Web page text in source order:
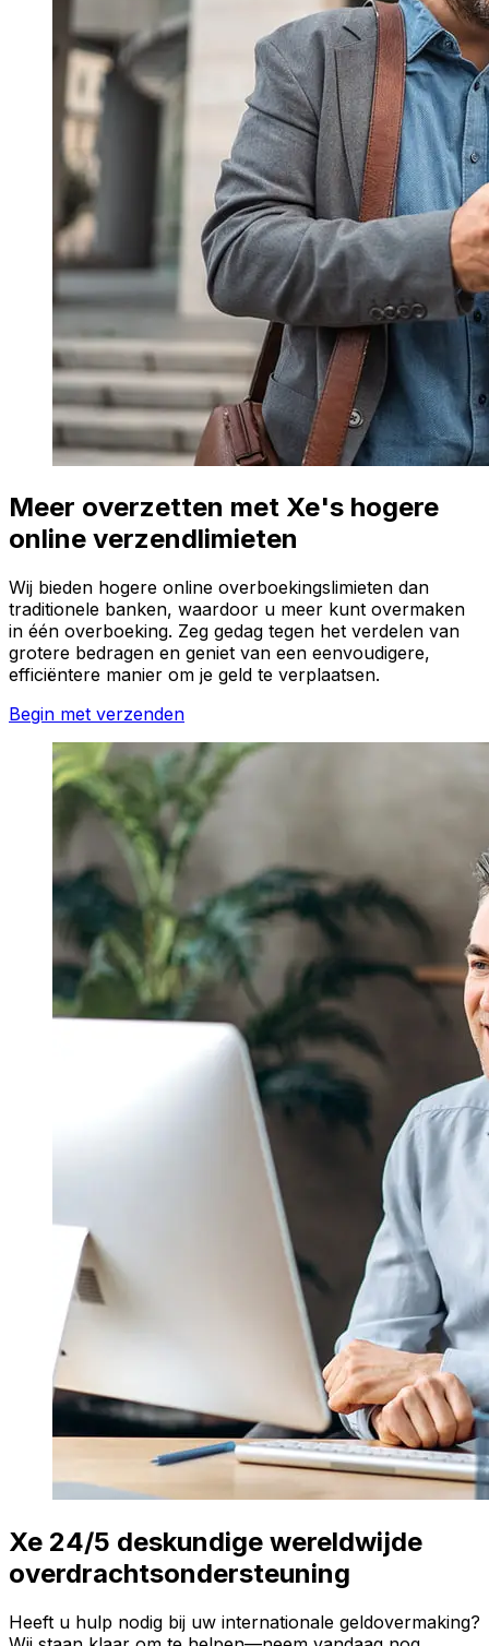
Meer overzetten met Xe's hogere
online verzendlimieten
Wij bieden hogere online overboekingslimieten dan
traditionele banken, waardoor u meer kunt overmaken
in één overboeking. Zeg gedag tegen het verdelen van
grotere bedragen en geniet van een eenvoudigere,
efficiëntere manier om je geld te verplaatsen.
Begin met verzenden
Xe 24/5 deskundige wereldwijde
overdrachtsondersteuning
Heeft u hulp nodig bij uw internationale geldovermaking?